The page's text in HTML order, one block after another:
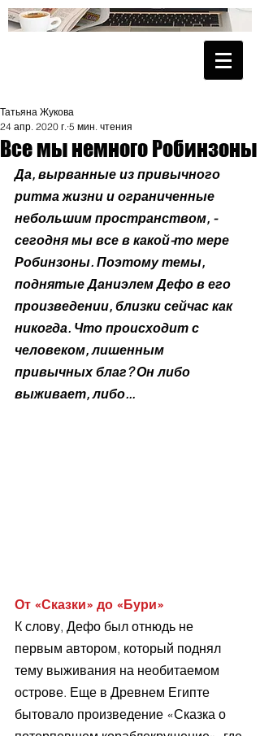
Все мы немного Робинзоны
Татьяна Жукова
24 апр. 2020 г. 5 мин. чтения
Да, вырванные из привычного
ритма жизни и ограниченные
небольшим пространством, -
сегодня мы все в какой-то мере
Робинзоны. Поэтому темы,
поднятые Даниэлем Дефо в его
произведении, близки сейчас как
никогда. Что происходит с
человеком, лишенным
привычных благ? Он либо
выживает, либо...
От «Сказки» до «Бури»
К слову, Дефо был отнюдь не
первым автором, который поднял
тему выживания на необитаемом
острове. Еще в Древнем Египте
бытовало произведение «Сказка о